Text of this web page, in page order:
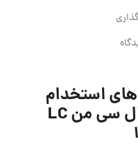
استخدام
البسه سیرنگ منتخب (ال سی من LC